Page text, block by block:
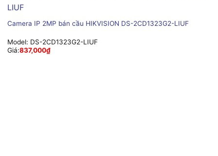
Camera IP 2MP bán cầu HIKVISION DS-2CD1323G2-LIUF
Model: DS-2CD1323G2-LIUF
Giá:837,000₫